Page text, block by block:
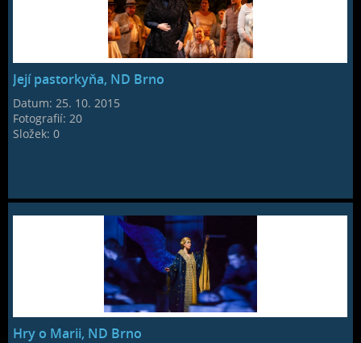
Její pastorkyňa, ND Brno
Datum: 25. 10. 2015
Fotografií: 20
Složek:0
Hry o Marii, ND Brno